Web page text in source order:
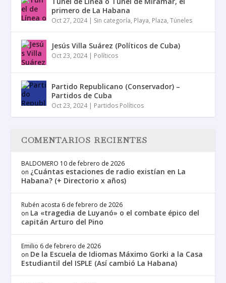
primero de La Habana
Oct 27, 2024| Sin categoría, Playa, Plaza,Túneles
Jesús Villa Suárez (Políticos de Cuba)
Oct 23, 2024| Políticos
Partido Republicano (Conservador) –
Partidos de Cuba
Oct 23, 2024| Partidos Políticos
COMENTARIOS RECIENTES
BALDOMERO 10 de febrero de 2026
on ¿Cuántas estaciones de radio existían en La
Habana? (+ Directorio x años)
Rubén acosta 6 de febrero de 2026
on La «tragedia de Luyanó» o el combate épico del
capitán Arturo del Pino
Emilio 6 de febrero de 2026
on De la Escuela de Idiomas Máximo Gorki a la Casa
Estudiantil del ISPLE (Así cambió La Habana)